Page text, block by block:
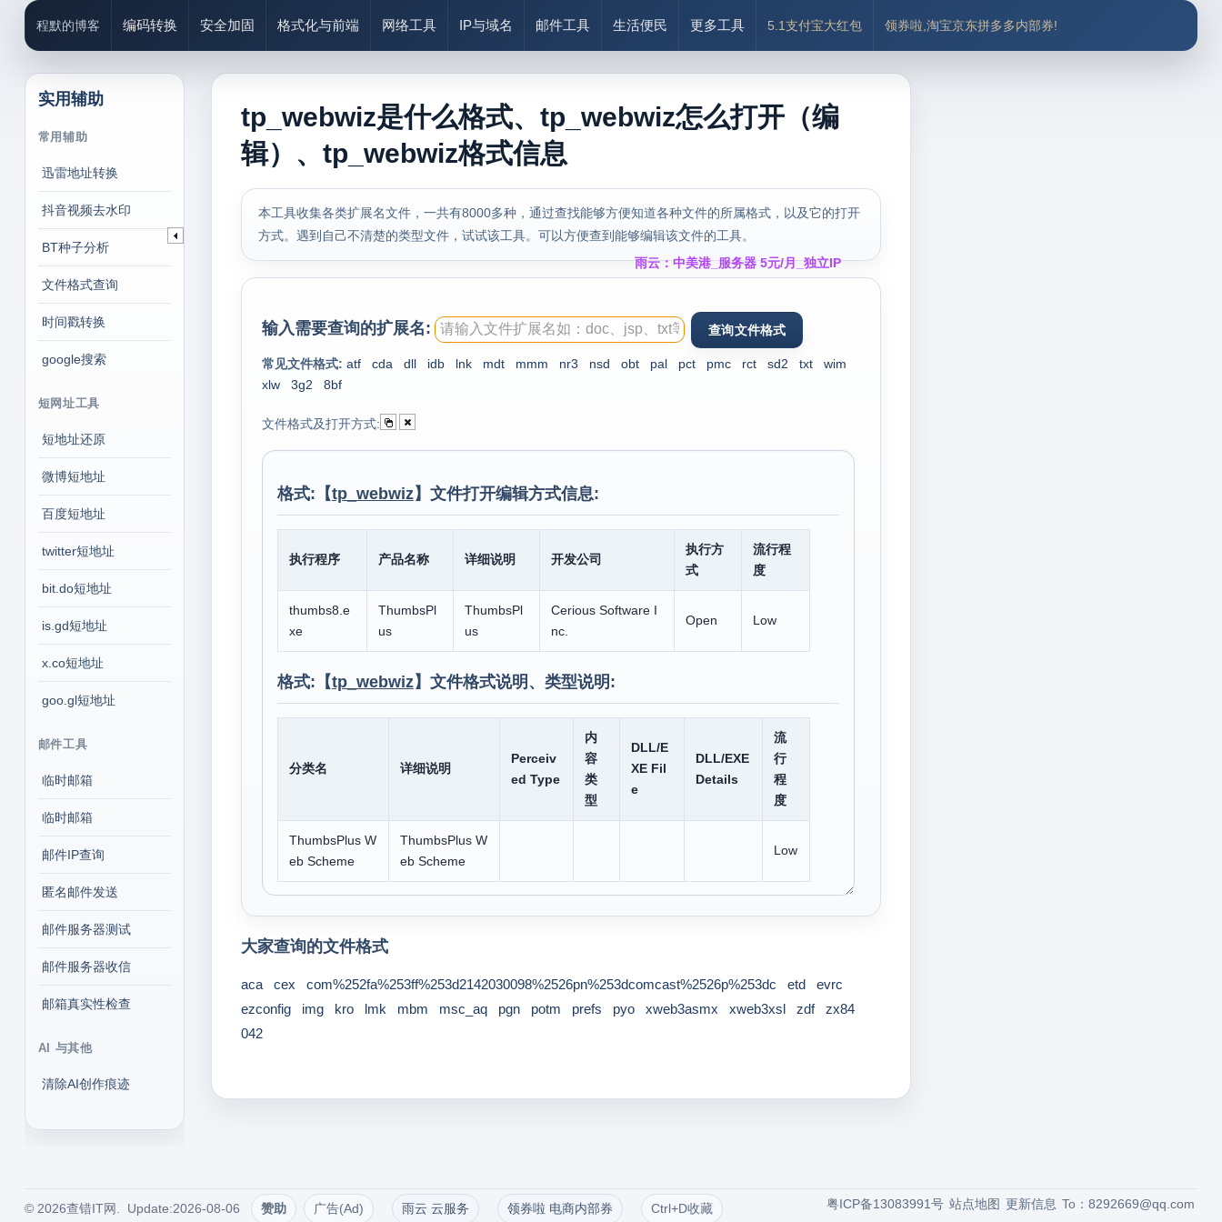
程默的博客 编码转换 安全加固 格式化与前端 网络工具 IP与域名 邮件工具 生活便民 更多工具 5.1支付宝大红包 领券啦,淘宝京东拼多多内部券!
实用辅助
常用辅助
迅雷地址转换
抖音视频去水印
BT种子分析
文件格式查询
时间戳转换
google搜索
短网址工具
短地址还原
微博短地址
百度短地址
twitter短地址
bit.do短地址
is.gd短地址
x.co短地址
goo.gl短地址
邮件工具
临时邮箱
临时邮箱
邮件IP查询
匿名邮件发送
邮件服务器测试
邮件服务器收信
邮箱真实性检查
AI 与其他
清除AI创作痕迹
tp_webwiz是什么格式、tp_webwiz怎么打开（编
辑）、tp_webwiz格式信息
本工具收集各类扩展名文件，一共有8000多种，通过查找能够方便知道各种文件的所属格式，以及它的打开
方式。遇到自己不清楚的类型文件，试试该工具。可以方便查到能够编辑该文件的工具。
雨云：中美港_服务器 5元/月_独立IP
输入需要查询的扩展名:
常见文件格式: atf cda dll idb lnk mdt mmm nr3 nsd obt pal pct pmc rct sd2 txt
wim
xlw
3g2 8bf
文件格式及打开方式:
格式:【tp_webwiz】文件打开编辑方式信息:
执行程序 产品名称 详细说明 开发公司
执行方
式
流行程
度
thumbs8.e
xe
ThumbsPl
us
ThumbsPl
us
Cerious Software I
nc.
Open Low
格式:【tp_webwiz】文件格式说明、类型说明:
分类名 详细说明
Perceiv
ed Type
内
容
类
型
DLL/E
XE Fil
e
DLL/EXE
Details
流
行
程
度
ThumbsPlus W
eb Scheme
ThumbsPlus W
eb Scheme
Low
大家查询的文件格式
aca cex com%252fa%253ff%253d2142030098%2526pn%253dcomcast%2526p%253dc etd
evrc
ezconfig
img kro lmk mbm msc_aq pgn potm prefs pyo xweb3asmx xweb3xsl zdf
zx84
042
© 2026查错IT网. Update:2026-08-06 赞助 广告(Ad) 雨云 云服务 领券啦 电商内部券 Ctrl+D收藏 To：8292669@qq.com
更新信息
站点地图
粤ICP备13083991号